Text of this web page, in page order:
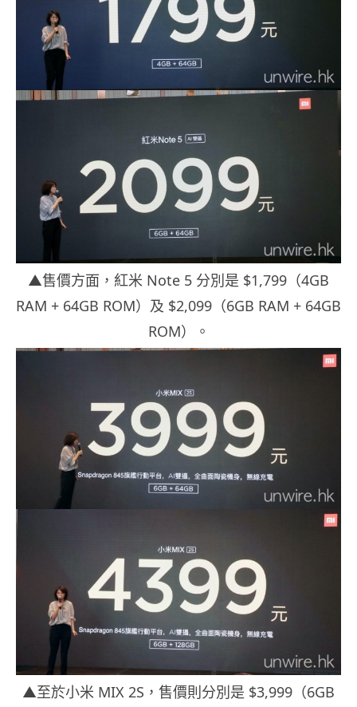
▲售價方面，紅米 Note 5 分別是 $1,799（4GB
RAM + 64GB ROM）及 $2,099（6GB RAM + 64GB
ROM）。
▲至於小米 MIX 2S，售價則分別是 $3,999（6GB